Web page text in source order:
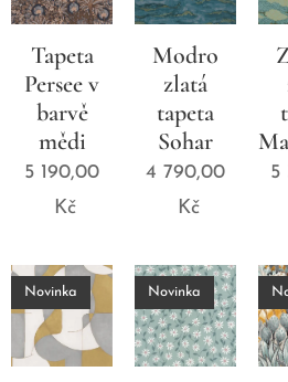
Tapeta
Persee v
barvě
mědi
5 190,00
Kč
Modro
zlatá
tapeta
Sohar
4 790,00
Kč
5
Novinka Novinka